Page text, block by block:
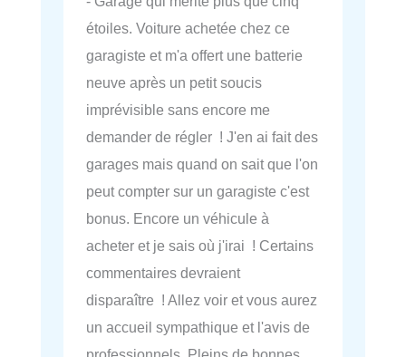
étoiles. Voiture achetée chez ce
garagiste et m'a offert une batterie
neuve après un petit soucis
imprévisible sans encore me
demander de régler ! J'en ai fait des
garages mais quand on sait que l'on
peut compter sur un garagiste c'est
bonus. Encore un véhicule à
acheter et je sais où j'irai ! Certains
commentaires devraient
disparaître ! Allez voir et vous aurez
un accueil sympathique et l'avis de